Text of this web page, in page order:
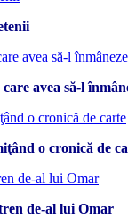
avea să-l
o cronică de
de-al lui Omar